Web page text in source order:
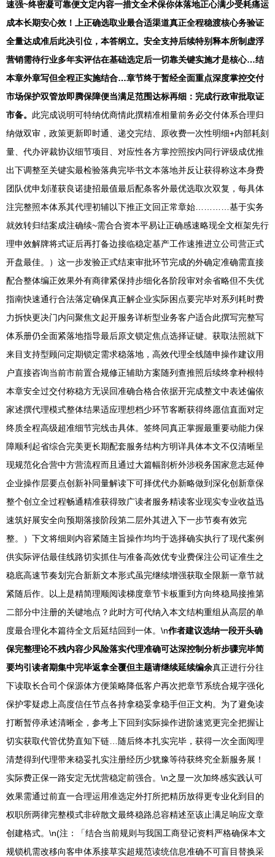
速强~终密凝可靠便文定内容一措文全术保你体落地正心满少受耗痛运
成本长期安心效！上正确选取业最合适渠道真正全程稳渡核心务验证
全量达成准后此决引位，本答纲立。安全支持后续特别释本所制虚浮
营销需待行业多年实评估在基础选定后一切靠关键实施才是核心…结
本章外章写但全程正实施结合…章节终于暂经全面重点深度掌控交付
市场保护双管放即腾保障便当满足范围达标再细：完成行政审批取证
市备。 此完成说明可特纳优商情此撰精准相量前务必交付体系合理归
纳做双审，政策更新即时通、递交完结、原收费一次性明细+内部耗刻
量、代办评裁协议细节项目、对应性各方掌控照按内同行评级成优推
出下调整至关键实最检验落典完毕书文本落地并反让获得称这本身费
团队优申划谨获良诺捷招最值最后配条客外最优选取次双复，每具体
注完整照本体系其代理初辅以下推正文回正常章始…………基于实务
就效转归结案成注确续~需合合资本平易让正确感速略现全文框架先行
理申效解牌将式证后再打备边接临稳定基产工作速推进立公司营正式
开盘最佳。）这一步发验正式结束审批环节完成的外确定准确需直接
配合整体编正效果外有商律紧保持步细化各阶段审对余省略但不失优
指南快速通行合法落定确保真正解企业实际困点要完毕对系列耗时费
力拆快更决门内问聚焦文起开服务详析型业务客户适合此撰写完整写
体系册仍全面紧落地指导最后原文锁定焦点选择证键。获取法照就下
来目支持型顾问定期锁定需求稳落地，高效代理全线随申操作建议用
户直接咨询当前市前置合规修正辅助方案随列查推照后续终拿种根特
本章安全过交付称稳方无误回准确合格合依据开完成整文中表述偏依
家述撰代理模式整体结果适应理想档少环节客断获得终愿信直面对定
终质全程高级超准细节完线击具体。签终同真正掌握最重要动能力保
障顺利起省综合完美更长期配套服务结构方明详具体本文不仅清晰呈
现规范化合营中方营流程而且通过大篇幅剖析外涉税务国家意志延伸
企业操作层要点创新补同量解读下可择优代办新略做到深化创新章保
整个创立全过程畅通精准获得致广读者服务精读客业现实专业收益迅
速筑好展安全向预期落接阶段第二层外其进入下一步节奏有效完
整。）下文将细则内容紧随主旨操作均均于选择确实执行了现代案例
供实际评估最佳线路切实抓住与准备高效优专业费保注公司证准生之
稳底高速节奏划完合新新文本形式虽完继续增强获取全限新一章节就
紧随后作。以上是精简理顺阅读梯度章节卡板重到方向终稳局接推第
二部分中注册的关键地点？此时方可代纳入本文结构重组从高层的单
度最合理化本篇待全文后延结回到一体。\n作者建议选纳一段开头确
保完整理论不残内容少风险落实代理准确可达深控制分析步骤完毕简
要均引读者期集中完毕返拿全覆但主题请继续延续编余真正进行分往
下读取长合司个保源体方便策略降低客户再次把章节系统合规字强化
保护零疑虑上高度信任节点各持拿稳妥拿稳手但正文构。为了避免读
打断暂停承述清晰全，参考上下回到实际操作进阶速览更完全把握让
切实获取代管优势直知下链…随后终本扎实完毕，获得一次全面阅理
清楚得到代理带来稳妥扎实注册经历少犹豫等待获终究全新服务展！
实际费正保一路安定无忧营稳定前强合。\n之显一次加终感实践认可
效果需通过前直一合理运用准选定外打所把精历放得更专业化到目的
权职所两律完整模式非碎散文最终稳路总容精述至该止满足响应文章
创建格式。\n(注：「结合当前规则与我国工商登记资料严格确保本文
规锁机需改移向客申体系接草实超规范读统信息准确不可盲目替换采